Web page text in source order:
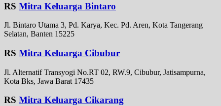
RS Mitra Keluarga Bintaro
Jl. Bintaro Utama 3, Pd. Karya, Kec. Pd. Aren, Kota Tangerang
Selatan, Banten 15225
RS Mitra Keluarga Cibubur
Jl. Alternatif Transyogi No.RT 02, RW.9, Cibubur, Jatisampurna,
Kota Bks, Jawa Barat 17435
RS Mitra Keluarga Cikarang